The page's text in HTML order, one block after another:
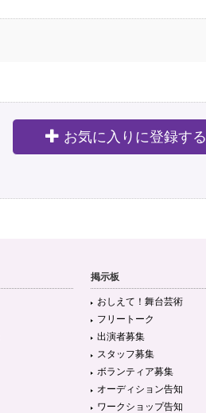
お気に入りに登録する
掲示板
おしえて！舞台芸術
フリートーク
出演者募集
スタッフ募集
ボランティア募集
オーディション告知
ワークショップ告知